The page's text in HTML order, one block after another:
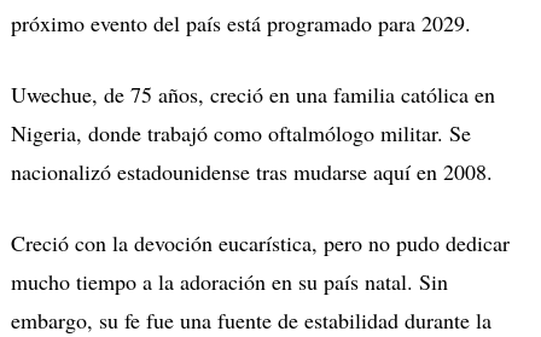
próximo evento del país está programado para 2029.
Uwechue, de 75 años, creció en una familia católica en
Nigeria, donde trabajó como oftalmólogo militar. Se
nacionalizó estadounidense tras mudarse aquí en 2008.
Creció con la devoción eucarística, pero no pudo dedicar
mucho tiempo a la adoración en su país natal. Sin
embargo, su fe fue una fuente de estabilidad durante la